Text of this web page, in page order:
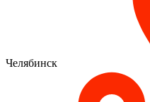
Челябинск